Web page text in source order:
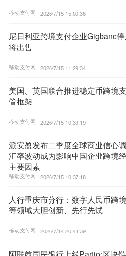
移动支付网 | 2026/7/15 15:00:36
尼日利亚跨境支付企业Gigbanc停
将出售
移动支付网 | 2026/7/15 11:29:34
美国、英国联合推进稳定币跨境
管框架
移动支付网 | 2026/7/15 10:39:19
派安盈发布二季度全球商业信心调
汇率波动成为影响中国企业跨境
主要因素
移动支付网 | 2026/7/15 10:37:18
人行重庆市分行：数字人民币跨
等领域大胆创新、先行先试
移动支付网 | 2026/7/14 20:48:39
阿联酋国民银行上线Partior区块